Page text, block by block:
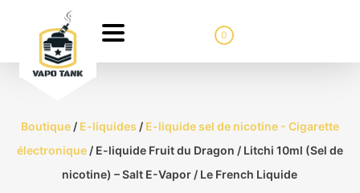
0
Boutique/ E-liquides / E-liquide sel de nicotine - Cigarette
électronique/ E-liquide Fruit du Dragon / Litchi 10ml (Sel de
nicotine) – Salt E-Vapor / Le French Liquide